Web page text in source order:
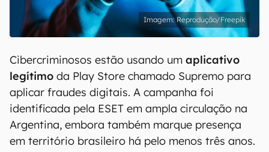
Reprodução/Freepik
Cibercriminosos estão usando um aplicativo
legítimo da Play Store chamado Supremo para
aplicar fraudes digitais. A campanha foi
identificada pela ESET em ampla circulação na
Argentina, embora também marque presença
em território brasileiro há pelo menos três anos.